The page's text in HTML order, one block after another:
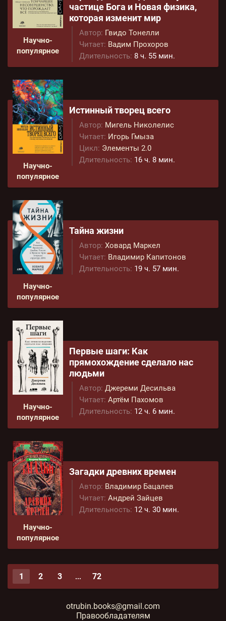
Научно-
популярное
частице Бога и Новая физика,
которая изменит мир
Автор: Гвидо Тонелли
Читает: Вадим Прохоров
Длительность: 8 ч. 55 мин.
Научно-
популярное
Истинный творец всего
Автор: Мигель Николелис
Читает: Игорь Гмыза
Цикл: Элементы 2.0
Длительность: 16 ч. 8 мин.
Научно-
популярное
Тайна жизни
Автор: Ховард Маркел
Читает: Владимир Капитонов
Длительность: 19 ч. 57 мин.
Научно-
популярное
Первые шаги: Как
прямохождение сделало нас
людьми
Автор: Джереми Десильва
Читает: Артём Пахомов
Длительность: 12 ч. 6 мин.
Научно-
популярное
Загадки древних времен
Автор: Владимир Бацалев
Читает: Андрей Зайцев
Длительность: 12 ч. 30 мин.
1 2 3 ... 72
otrubin.books@gmail.com
Правообладателям